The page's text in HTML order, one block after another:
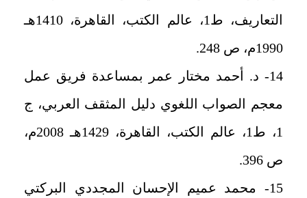
التعاريف، ط1، عالم الكتب، القاهرة، 1410هـ
1990م، ص 248.
14- د. أحمد مختار عمر بمساعدة فريق عمل
معجم الصواب اللغوي دليل المثقف العربي، ج
1، ط1، عالم الكتب، القاهرة، 1429هـ 2008م،
ص 396.
15- محمد عميم الإحسان المجددي البركتي